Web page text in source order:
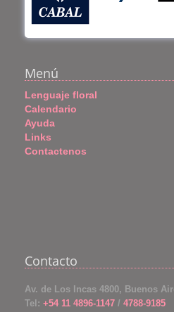
Menú
Lenguaje floral
Calendario
Ayuda
Links
Contactenos
Contacto
Av. de Los Incas 4800, Buenos
Tel: +54 11 4896-1147 / 4788-9185